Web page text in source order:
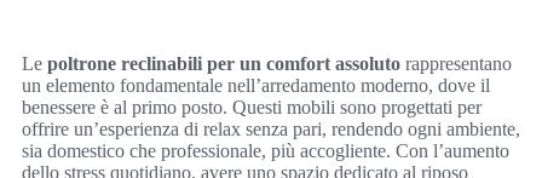
Le poltrone reclinabili per un comfort assoluto rappresentano
un elemento fondamentale nell’arredamento moderno, dove il
benessere è al primo posto. Questi mobili sono progettati per
offrire un’esperienza di relax senza pari, rendendo ogni ambiente,
sia domestico che professionale, più accogliente. Con l’aumento
dello stress quotidiano, avere uno spazio dedicato al riposo